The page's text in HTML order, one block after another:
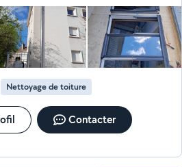
de tout vérifier et d’effectuer une
suis entièrement satisfait du
à faire de nouveau appel à lui.
Nettoyage de toiture
Contacter